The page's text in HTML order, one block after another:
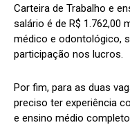
Carteira de Trabalho e
salário é de R$ 1.762,00
médico e odontológico,
participação nos lucros.
Por fim, para as duas
preciso ter experiência
e ensino médio